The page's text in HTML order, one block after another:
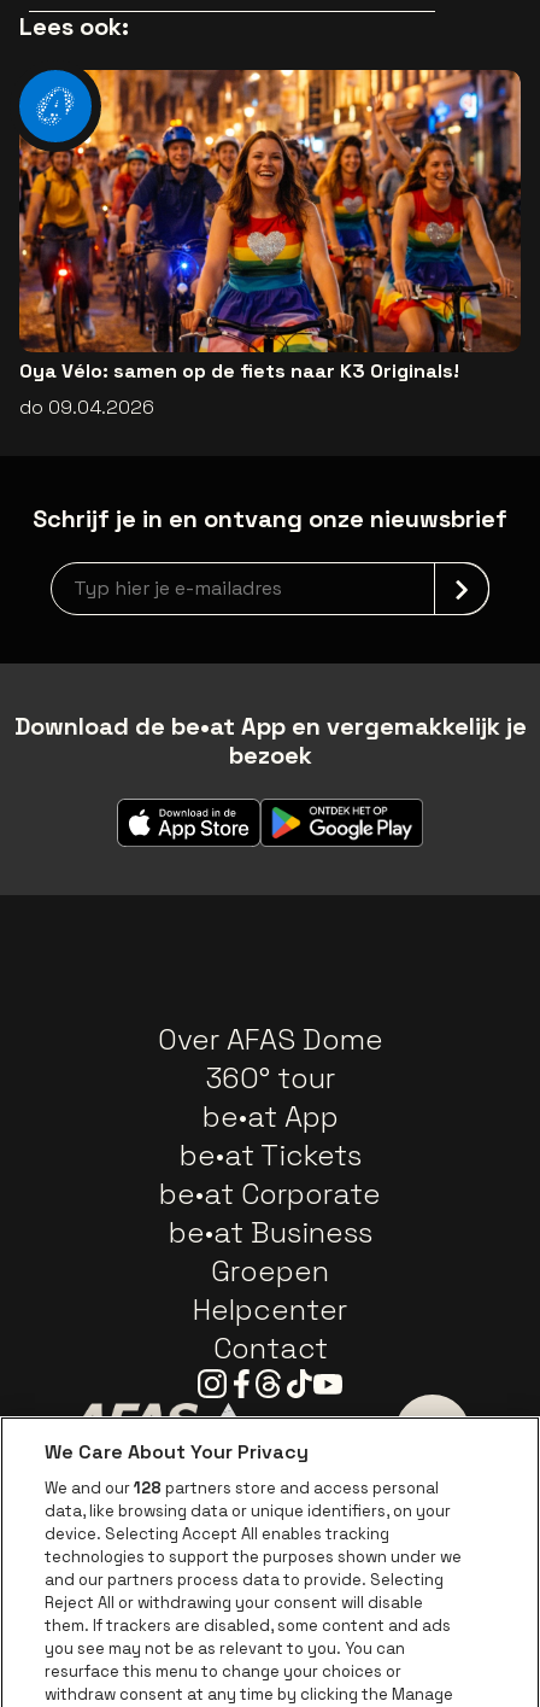
popsong
Lees ook:
Oya Vélo: samen op de fiets naar K3 Originals!
do 09.04.2026
Schrijf je in en ontvang onze nieuwsbrief
Nieuwsbrief aanmelding
Download de be•at App en vergemakkelijk je
bezoek
Over AFAS Dome
360° tour
be•at App
be•at Tickets
be•at Corporate
be•at Business
Groepen
Helpcenter
Contact
Instagram
Facebook
Threads
TiktokYoutube
Ga naar
Ga naar de website van Europcar
Ga naar de
Ga naar de website van Coca-Cola
Ga naar de website van
Ga naar de
Ga naar de website van Champagne
Ga naar de website
We Care About Your Privacy
We and our128 partners store and access personal
data, like browsing data or unique identifiers, on your
device. Selecting Accept All enables tracking
technologies to support the purposes shown under we
and our partners process data to provide. Selecting
Reject All or withdrawing your consent will disable
them. If trackers are disabled, some content and ads
you see may not be as relevant to you. You can
resurface this menu to change your choices or
withdraw consent at any time by clicking the Manage